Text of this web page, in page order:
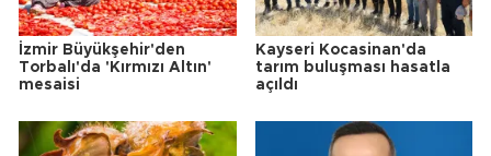
İzmir Büyükşehir'den
Torbalı'da 'Kırmızı Altın'
mesaisi
Kayseri Kocasinan'da
tarım buluşması hasatla
açıldı